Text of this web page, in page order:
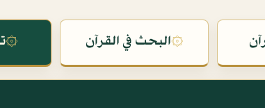
۞البحث في القرآن ۞